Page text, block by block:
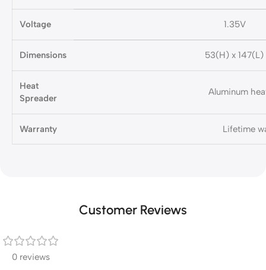
Voltage 1.35V
Dimensions 53(H) x
Heat
Spreader
Aluminum
Warranty Lifetime
Customer Reviews
0 reviews